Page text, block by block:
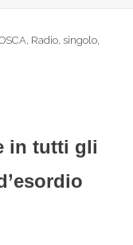
, Radio, singolo,
in tutti gli